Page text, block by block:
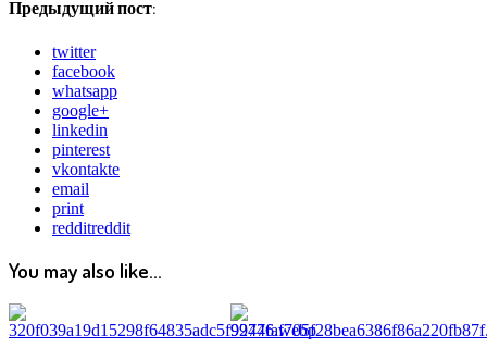
Предыдущий пост:
twitter
facebook
whatsapp
google+
linkedin
pinterest
vkontakte
email
print
redditreddit
You may also like...